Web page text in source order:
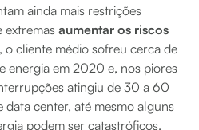
ainda mais restrições
extremas aumentar os riscos
o cliente médio sofreu cerca de
energia em 2020 e, nos piores
atingiu de 30 a 60
center, até mesmo alguns
podem ser catastróficos.